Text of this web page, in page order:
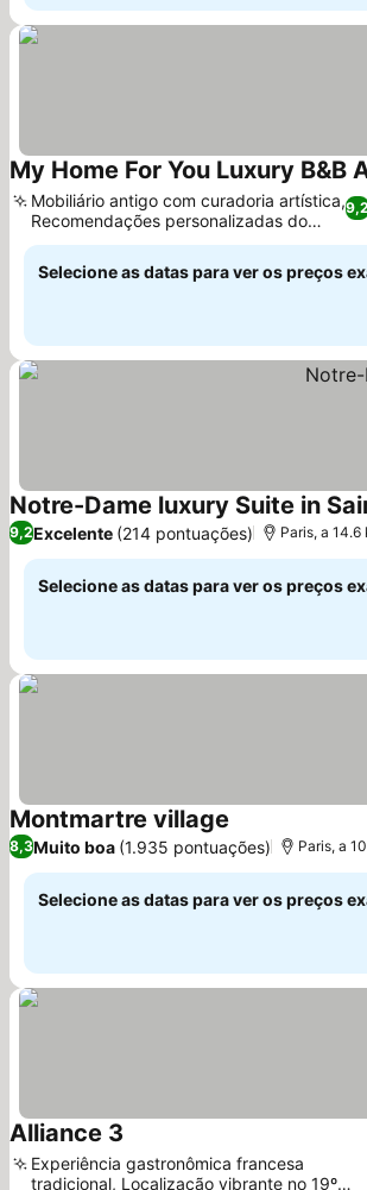
My Home For You Luxury B&B
Mobiliário antigo com curadoria artística,
Recomendações personalizadas do
anfitrião
Selecione as datas para ver os preços
Notre-Dame luxury Suite in
9,2Excelente (214 pontuações) Paris, a
Selecione as datas para ver os preços
Montmartre village
8,3Muito boa (1.935 pontuações) Paris, a
Selecione as datas para ver os preços
Alliance 3
Experiência gastronômica francesa
tradicional, Localização vibrante no 19º